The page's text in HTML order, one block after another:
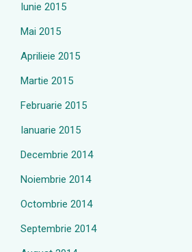
Iunie 2015
Mai 2015
Aprilieie 2015
Martie 2015
Februarie 2015
Ianuarie 2015
Decembrie 2014
Noiembrie 2014
Octombrie 2014
Septembrie 2014